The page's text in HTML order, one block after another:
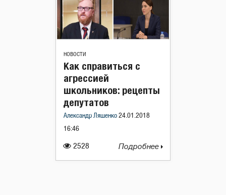
НОВОСТИ
2528
Как справиться с
агрессией
школьников: рецепты
депутатов
Александр Ляшенко 24.01.2018
16:46
Подробнее